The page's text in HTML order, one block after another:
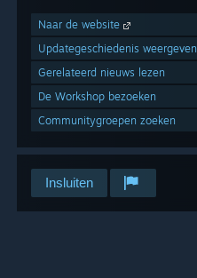
Naar de website
Updategeschiedenis weergeven
Gerelateerd nieuws lezen
De Workshop bezoeken
Communitygroepen zoeken
Insluiten